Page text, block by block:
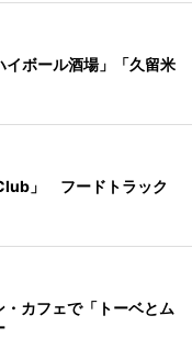
ボール酒場」「久留米
」 フードトラック
カフェで「トーベとム